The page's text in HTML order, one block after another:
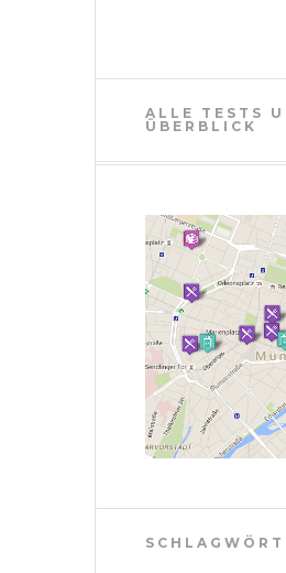
ALLE TESTS
ÜBERBLICK